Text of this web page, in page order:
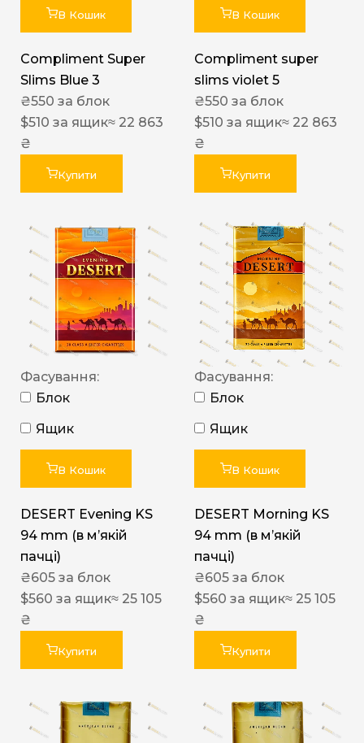
В Кошик
Compliment Super
Slims Blue 3
₴550 за блок
$510 за ящик≈ 22 863
₴
Купити
В Кошик
Compliment super
slims violet 5
₴550 за блок
$510 за ящик≈ 22 863
₴
Купити
Фасування:
Блок
Ящик
В Кошик
DESERT Evening KS
94 mm (в мʼякій
пачці)
₴605 за блок
$560 за ящик≈ 25 105
₴
Купити
Фасування:
Блок
Ящик
В Кошик
DESERT Morning KS
94 mm (в мʼякій
пачці)
₴605 за блок
$560 за ящик≈ 25 105
₴
Купити